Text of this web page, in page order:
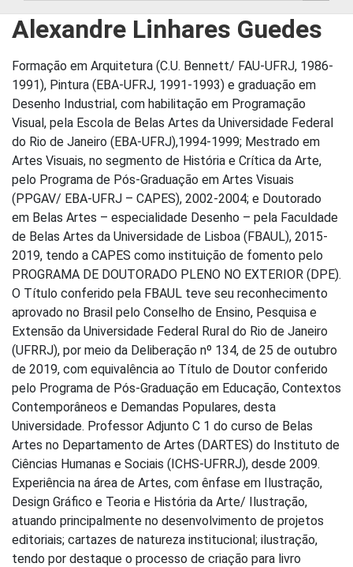
Alexandre Linhares Guedes
Formação em Arquitetura (C.U. Bennett/ FAU-UFRJ, 1986-
1991), Pintura (EBA-UFRJ, 1991-1993) e graduação em
Desenho Industrial, com habilitação em Programação
Visual, pela Escola de Belas Artes da Universidade Federal
do Rio de Janeiro (EBA-UFRJ),1994-1999; Mestrado em
Artes Visuais, no segmento de História e Crítica da Arte,
pelo Programa de Pós-Graduação em Artes Visuais
(PPGAV/ EBA-UFRJ – CAPES), 2002-2004; e Doutorado
em Belas Artes – especialidade Desenho – pela Faculdade
de Belas Artes da Universidade de Lisboa (FBAUL), 2015-
2019, tendo a CAPES como instituição de fomento pelo
PROGRAMA DE DOUTORADO PLENO NO EXTERIOR (DPE).
O Título conferido pela FBAUL teve seu reconhecimento
aprovado no Brasil pelo Conselho de Ensino, Pesquisa e
Extensão da Universidade Federal Rural do Rio de Janeiro
(UFRRJ), por meio da Deliberação nº 134, de 25 de outubro
de 2019, com equivalência ao Título de Doutor conferido
pelo Programa de Pós-Graduação em Educação, Contextos
Contemporâneos e Demandas Populares, desta
Universidade. Professor Adjunto C 1 do curso de Belas
Artes no Departamento de Artes (DARTES) do Instituto de
Ciências Humanas e Sociais (ICHS-UFRRJ), desde 2009.
Experiência na área de Artes, com ênfase em Ilustração,
Design Gráfico e Teoria e História da Arte/ Ilustração,
atuando principalmente no desenvolvimento de projetos
editoriais; cartazes de natureza institucional; ilustração,
tendo por destaque o processo de criação para livro